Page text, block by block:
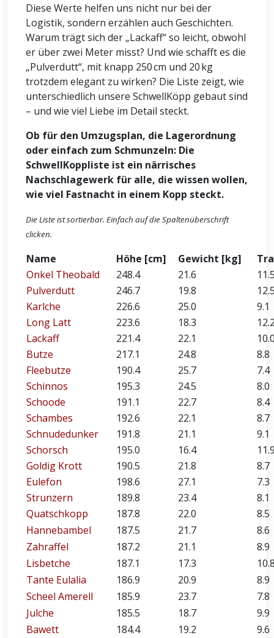
Diese Werte helfen uns nicht nur bei der
Logistik, sondern erzählen auch Geschichten.
Warum trägt sich der „Lackaff“ so leicht, obwohl
er über zwei Meter misst? Und wie schafft es die
„Pulverdutt“, mit knapp 250 cm und 20 kg
trotzdem elegant zu wirken? Die Liste zeigt, wie
unterschiedlich unsere SchwellKöpp gebaut sind
– und wie viel Liebe im Detail steckt.
Ob für den Umzugsplan, die Lagerordnung
oder einfach zum Schmunzeln: Die
SchwellKoppliste ist ein närrisches
Nachschlagewerk für alle, die wissen wollen,
wie viel Fastnacht in einem Kopp steckt.
Die Liste ist sortierbar. Einfach auf die Spaltenüberschrift
clicken.
Name Höhe [cm] Gewicht [kg]
Onkel Theobald
248.4 21.6
Pulverdutt
246.7 19.8
Karlche
226.6 25.0
9.1
Long Latt
223.6 18.3
Lackaff
221.4 22.1
Butze
217.1 24.8
8.8
Fleebutze
190.4 25.7
7.4
Schinnos
195.3 24.5
8.0
Schoode
191.1 22.7
8.4
Schambes
192.6 22.1
8.7
Schnudedunker
191.8 21.1
9.1
Schorsch
195.0 16.4
Goldig Krott
190.5 21.8
8.7
Eulefon
198.6 27.1
7.3
Strunzern
189.8 23.4
8.1
Quatschkopp
187.8 22.0
8.5
Hannebambel
187.5 21.7
8.6
Zahraffel
187.2 21.1
8.9
Lisbetche
187.1 17.3
Tante Eulalia
186.9 20.9
8.9
Scheel Amerell
185.9 23.7
7.8
Julche
185.5 18.7
9.9
Bawett
184.4 19.2
9.6